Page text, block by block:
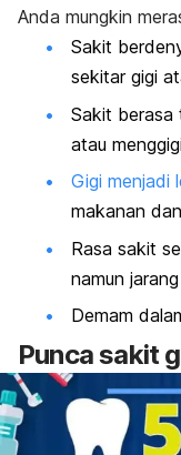
Anda mungkin
Sakit
sekitar gigi
Sakit berasa
atau
Gigi menjadi
makanan
Rasa sakit
namun
Demam
Punca sakit